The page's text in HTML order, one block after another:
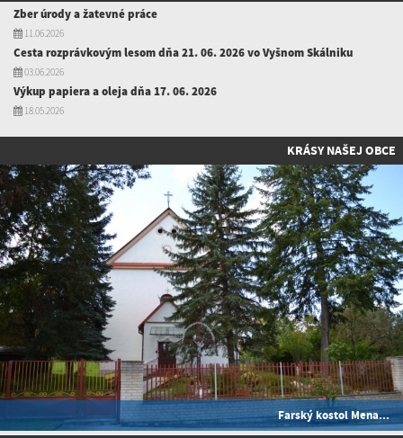
Zber úrody a žatevné práce
11.06.2026
Cesta rozprávkovým lesom dňa 21. 06. 2026 vo Vyšnom Skálniku
03.06.2026
Výkup papiera a oleja dňa 17. 06. 2026
18.05.2026
KRÁSY NAŠEJ OBCE
Farský kostol Mena...